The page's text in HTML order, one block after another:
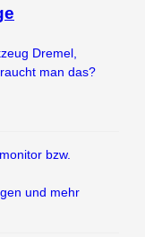
Dremel,
man das?
bzw.
und mehr